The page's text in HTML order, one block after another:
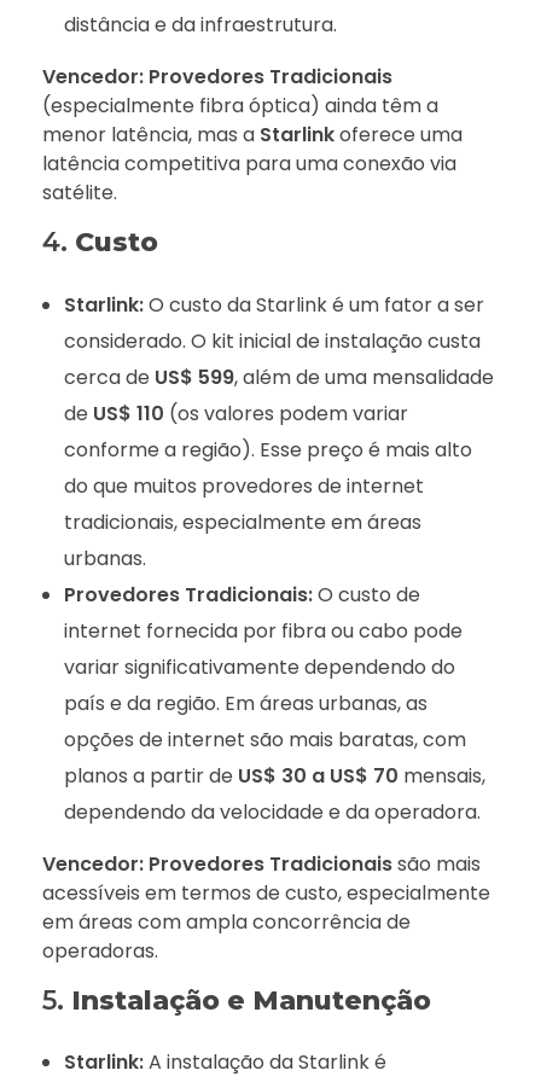
distância e da infraestrutura.
Vencedor: Provedores Tradicionais
(especialmente fibra óptica) ainda têm a
menor latência, mas a Starlinkoferece uma
latência competitiva para uma conexão via
satélite.
4. Custo
Starlink:O custo da Starlink é um fator a ser
considerado. O kit inicial de instalação custa
cerca de US$ 599, além de uma mensalidade
de US$ 110 (os valores podem variar
conforme a região). Esse preço é mais alto
do que muitos provedores de internet
tradicionais, especialmente em áreas
urbanas.
Provedores Tradicionais:O custo de
internet fornecida por fibra ou cabo pode
variar significativamente dependendo do
país e da região. Em áreas urbanas, as
opções de internet são mais baratas, com
planos a partir de US$ 30 a US$ 70 mensais,
dependendo da velocidade e da operadora.
Vencedor: Provedores Tradicionaissão mais
acessíveis em termos de custo, especialmente
em áreas com ampla concorrência de
operadoras.
5. Instalação e Manutenção
Starlink:A instalação da Starlink é